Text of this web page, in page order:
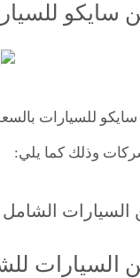
سايكو
سايكو للسيارات
وذلك كما يلي:
السيارات الشامل
السيارات